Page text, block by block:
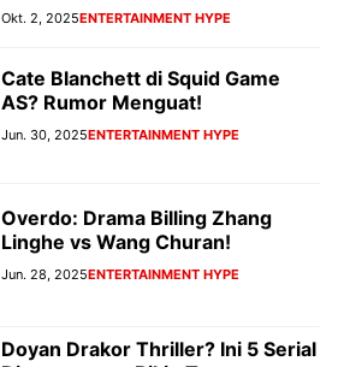
Okt. 2, 2025ENTERTAINMENT HYPE
Cate Blanchett di Squid Game
AS? Rumor Menguat!
Jun. 30, 2025ENTERTAINMENT HYPE
Overdo: Drama Billing Zhang
Linghe vs Wang Churan!
Jun. 28, 2025ENTERTAINMENT HYPE
Doyan Drakor Thriller? Ini 5 Serial